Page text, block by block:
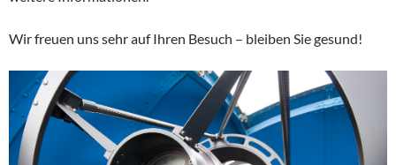
Wir freuen uns sehr auf Ihren Besuch – bleiben Sie gesund!